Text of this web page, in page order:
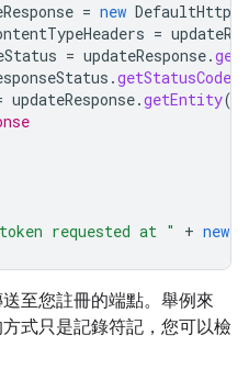
= new
=
= updateResponse.
.getStatusCode
updateResponse.getEntity
requested at " + new
至您註冊的端點。舉例來
式只是記錄符記，您可以檢